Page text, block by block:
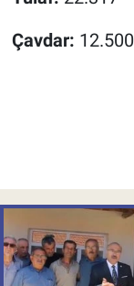
Çavdar: 12.500